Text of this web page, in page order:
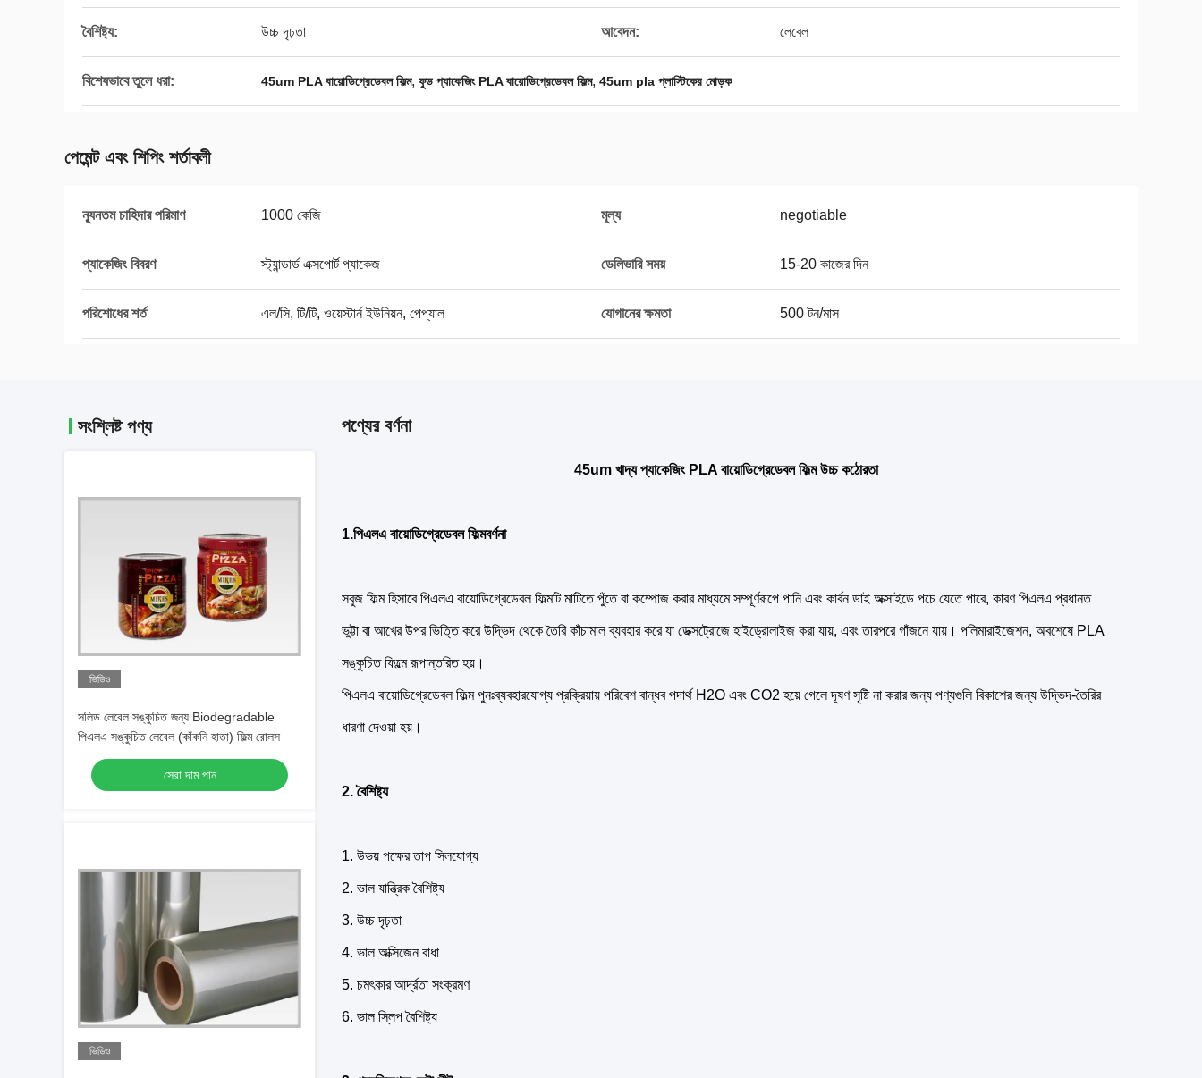
বৈশিষ্ট্য: উচ্চ দৃঢ়তা আবেদন: লেবেল
বিশেষভাবে তুলে ধরা: 45um PLA বায়োডিগ্রেডেবল ফিল্ম, ফুড প্যাকেজিং PLA বায়োডিগ্রেডেবল ফিল্ম, 45um pla প্লাস্টিকের মোড়ক
পেমেন্ট এবং শিপিং শর্তাবলী
ন্যূনতম চাহিদার পরিমাণ 1000 কেজি মূল্য negotiable
প্যাকেজিং বিবরণ স্ট্যান্ডার্ড এক্সপোর্ট প্যাকেজ ডেলিভারি সময় 15-20 কাজের দিন
পরিশোধের শর্ত এল/সি, টি/টি, ওয়েস্টার্ন ইউনিয়ন, পেপ্যাল যোগানের ক্ষমতা 500 টন/মাস
সংশ্লিষ্ট পণ্য
ভিডিও
সলিড লেবেল সঙ্কুচিত জন্য Biodegradable
পিএলএ সঙ্কুচিত লেবেল (কাঁকনি হাতা) ফিল্ম রোলস
সেরা দাম পান
ভিডিও
পণ্যের বর্ণনা
45um খাদ্য প্যাকেজিং PLA বায়োডিগ্রেডেবল ফিল্ম উচ্চ কঠোরতা
1.পিএলএ বায়োডিগ্রেডেবল ফিল্মবর্ণনা
সবুজ ফিল্ম হিসাবে পিএলএ বায়োডিগ্রেডেবল ফিল্মটি মাটিতে পুঁতে বা কম্পোজ করার মাধ্যমে সম্পূর্ণরূপে পানি এবং কার্বন ডাই অক্সাইডে পচে যেতে পারে, কারণ পিএলএ প্রধানত
ভুট্টা বা আখের উপর ভিত্তি করে উদ্ভিদ থেকে তৈরি কাঁচামাল ব্যবহার করে যা ডেক্সট্রোজে হাইড্রোলাইজ করা যায়, এবং তারপরে গাঁজনে যায়। পলিমারাইজেশন, অবশেষে PLA
সঙ্কুচিত ফিল্মে রূপান্তরিত হয়।
পিএলএ বায়োডিগ্রেডেবল ফিল্ম পুনঃব্যবহারযোগ্য প্রক্রিয়ায় পরিবেশ বান্ধব পদার্থ H2O এবং CO2 হয়ে গেলে দূষণ সৃষ্টি না করার জন্য পণ্যগুলি বিকাশের জন্য উদ্ভিদ-তৈরির
ধারণা দেওয়া হয়।
2. বৈশিষ্ট্য
1. উভয় পক্ষের তাপ সিলযোগ্য
2. ভাল যান্ত্রিক বৈশিষ্ট্য
3. উচ্চ দৃঢ়তা
4. ভাল অক্সিজেন বাধা
5. চমৎকার আর্দ্রতা সংক্রমণ
6. ভাল স্লিপ বৈশিষ্ট্য